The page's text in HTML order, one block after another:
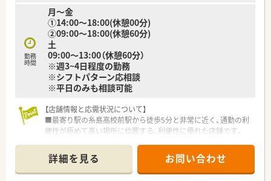
勤務
時間
月～金
①14:00～18:00(休憩00分)
②09:00～18:00(休憩60分)
土
09:00～13:00（休憩60分）
※週3~4日程度の勤務
※シフトパターン応相談
※平日のみも相談可能
【店舗情報と応需状況について】
■最寄り駅の糸島高校前駅から徒歩5分と非常に近く、通勤の利
便性が極めて高い場所に位置する、利便性に優れた店舗です。
枚程度を想定しており、一人ひとりに丁寧な対応が可能です。
■勤務体制は薬剤師が常時1名から2名に事務員が1名加わる構
成で、無理のない落ち着いた環境で業務に取り組めます。
詳細を見る お問い合わせ